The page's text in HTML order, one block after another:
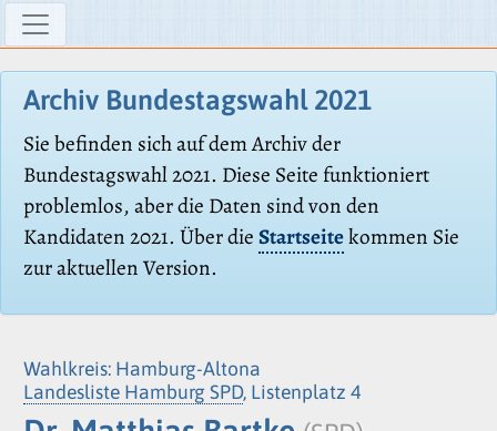
Archiv Bundestagswahl 2021
Sie befinden sich auf dem Archiv der
Bundestagswahl 2021. Diese Seite funktioniert
problemlos, aber die Daten sind von den
Kandidaten 2021. Über dieStartseitekommen Sie
zur aktuellen Version.
Wahlkreis: Hamburg-Altona
Landesliste Hamburg SPD, Listenplatz 4